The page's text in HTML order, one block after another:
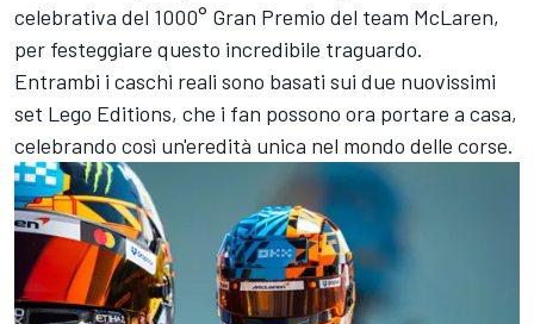
celebrativa del 1000° Gran Premio del team McLaren,
per festeggiare questo incredibile traguardo.
Entrambi i caschi reali sono basati sui due nuovissimi
set Lego Editions, che i fan possono ora portare a casa,
celebrando così un'eredità unica nel mondo delle corse.